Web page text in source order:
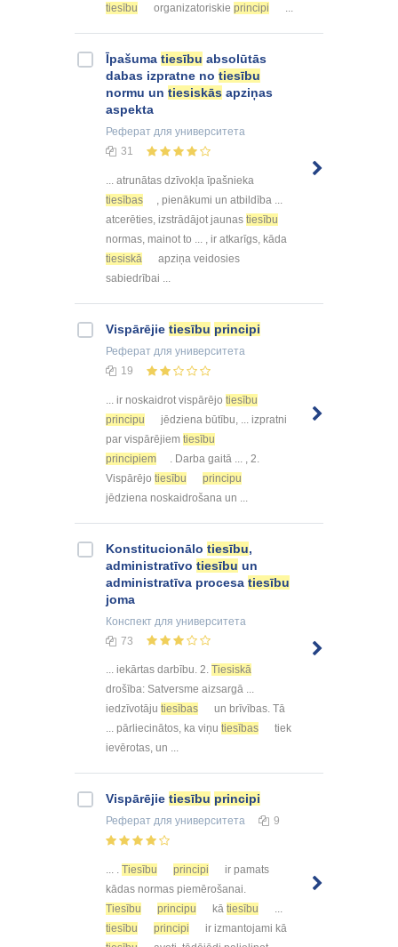
tiesību
organizatoriskie principi ...
Īpašuma tiesību absolūtās
dabas izpratne no tiesību
normu un tiesiskās apziņas
aspekta
Реферат для университета
31
... atrunātas dzīvokļa īpašnieka
tiesības
, pienākumi un atbildība ...
atcerēties, izstrādājot jaunas tiesību
normas, mainot to ... , ir atkarīgs, kāda
tiesiskā
apziņa veidosies
sabiedrībai ...
Vispārējie tiesību principi
Реферат для университета
19
... ir noskaidrot vispārējo tiesību
principu
jēdziena būtību, ... izpratni
par vispārējiem tiesību
principiem
. Darba gaitā ... , 2.
Vispārējo tiesību
principu
jēdziena noskaidrošana un ...
Konstitucionālo tiesību,
administratīvo tiesību un
administratīva procesa tiesību
joma
Конспект для университета
73
... iekārtas darbību. 2. Tiesiskā
drošība: Satversme aizsargā ...
iedzīvotāju tiesības
un brīvības. Tā
... pārliecinātos, ka viņu tiesības
tiek
ievērotas, un ...
Vispārējie tiesību principi
Реферат для университета 9
... . Tiesību principi
ir pamats
kādas normas piemērošanai.
Tiesību
principu kā tiesību
...
tiesību
principi
ir izmantojami kā